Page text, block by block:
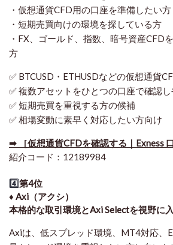
・仮想通貨CFD用の口座を準備したい方
・短期売買向けの環境を探している方
・FX、ゴールド、指数、暗号資産CFD
方
✅ BTCUSD・ETHUSDなどの仮想通貨
✅ 複数アセットをひとつの口座で確認
✅ 短期売買を重視する方の候補
✅ 相場変動に素早く対応したい方向け
➡ ［仮想通貨CFDを確認する｜Exness
紹介コード：12189984
4️⃣第4位
♦️ Axi（アクシ）
本格的な取引環境とAxi Selectを視野に
Axiは、低スプレッド環境、MT4対応、